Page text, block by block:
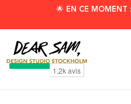
🌟 EN CE MOMENT